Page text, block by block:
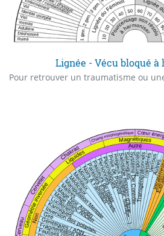
Lignée - Vécu bloqué